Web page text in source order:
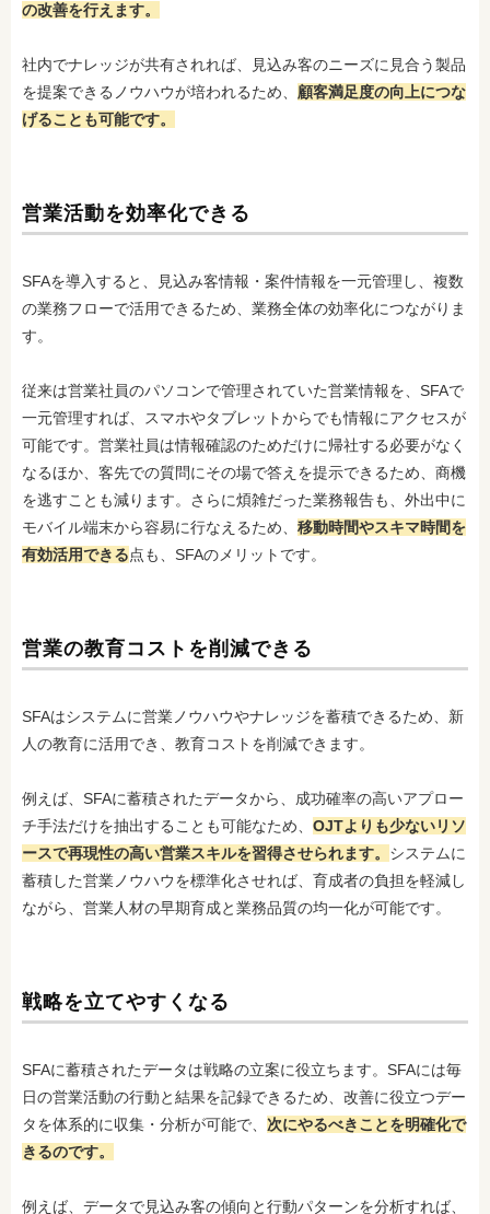
の改善を行えます。
社内でナレッジが共有されれば、見込み客のニーズに見合う製品
を提案できるノウハウが培われるため、 顧客満足度の向上につな
げることも可能です。
営業活動を効率化できる
SFAを導入すると、見込み客情報・案件情報を一元管理し、複数
の業務フローで活用できるため、業務全体の効率化につながりま
す。
従来は営業社員のパソコンで管理されていた営業情報を、SFAで
一元管理すれば、スマホやタブレットからでも情報にアクセスが
可能です。営業社員は情報確認のためだけに帰社する必要がなく
なるほか、客先での質問にその場で答えを提示できるため、商機
を逃すことも減ります。さらに煩雑だった業務報告も、外出中に
モバイル端末から容易に行なえるため、 移動時間やスキマ時間を
有効活用できる点も、SFAのメリットです。
営業の教育コストを削減できる
SFAはシステムに営業ノウハウやナレッジを蓄積できるため、新
人の教育に活用でき、教育コストを削減できます。
例えば、SFAに蓄積されたデータから、成功確率の高いアプロー
チ手法だけを抽出することも可能なため、 OJTよりも少ないリソ
ースで再現性の高い営業スキルを習得させられます。 システムに
蓄積した営業ノウハウを標準化させれば、育成者の負担を軽減し
ながら、営業人材の早期育成と業務品質の均一化が可能です。
戦略を立てやすくなる
SFAに蓄積されたデータは戦略の立案に役立ちます。SFAには毎
日の営業活動の行動と結果を記録できるため、改善に役立つデー
タを体系的に収集・分析が可能で、 次にやるべきことを明確化で
きるのです。
例えば、データで見込み客の傾向と行動パターンを分析すれば、